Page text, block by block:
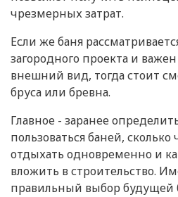
чрезмерных затрат.
Если же баня
загородного проекта и
внешний вид, тогда стоит
бруса или бревна.
Главное - заранее
пользоваться баней, сколько
отдыхать одновременно и
вложить в строительство.
правильный выбор будущей